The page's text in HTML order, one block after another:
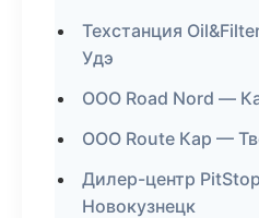
Техстанция
Удэ
ООО Road Nord —
ООО Route Кар —
Дилер-центр
Новокузнецк